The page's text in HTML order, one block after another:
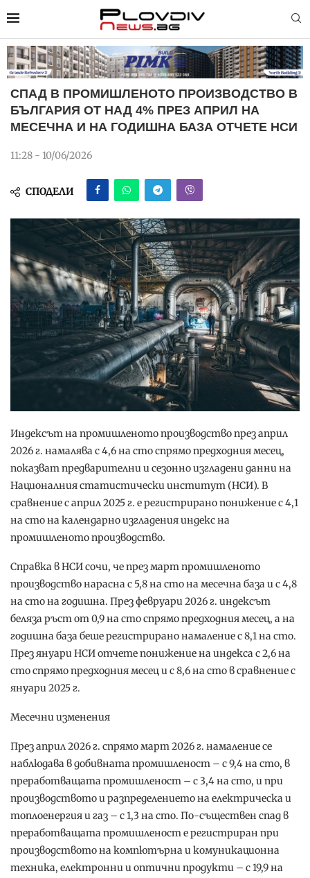
СПАД В ПРОМИШЛЕНОТО ПРОИЗВОДСТВО В
БЪЛГАРИЯ ОТ НАД 4% ПРЕЗ АПРИЛ НА
МЕСЕЧНА И НА ГОДИШНА БАЗА ОТЧЕТЕ НСИ
11:28 - 10/06/2026
СПОДЕЛИ
Индексът на промишленото производство през април
2026 г. намалява с 4,6 на сто спрямо предходния месец,
показват предварителни и сезонно изгладени данни на
Националния статистически институт (НСИ). В
сравнение с април 2025 г. е регистрирано понижение с 4,1
на сто на календарно изгладения индекс на
промишленото производство.
Справка в НСИ сочи, че през март промишленото
производство нарасна с 5,8 на сто на месечна база и с 4,8
на сто на годишна. През февруари 2026 г. индексът
беляза ръст от 0,9 на сто спрямо предходния месец, а на
годишна база беше регистрирано намаление с 8,1 на сто.
През януари НСИ отчете понижение на индекса с 2,6 на
сто спрямо предходния месец и с 8,6 на сто в сравнение с
януари 2025 г.
Месечни изменения
През април 2026 г. спрямо март 2026 г. намаление се
наблюдава в добивната промишленост – с 9,4 на сто, в
преработващата промишленост – с 3,4 на сто, и при
производството и разпределението на електрическа и
топлоенергия и газ – с 1,3 на сто. По-съществен спад в
преработващата промишленост е регистриран при
производството на компютърна и комуникационна
техника, електронни и оптични продукти – с 19,9 на